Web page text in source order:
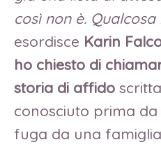
così non è.
esordisce Karin
ho chiesto di
storia di affido
conosciuto prima da
fuga da una